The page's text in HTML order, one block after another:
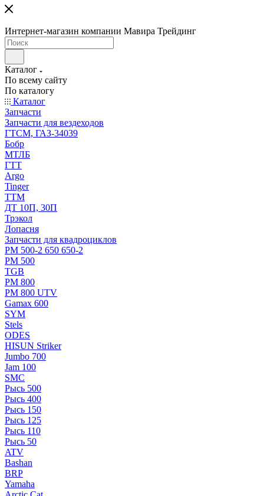
Интернет-магазин компании Мавира Трейдинг
Каталог
По всему сайту
По каталогу
Каталог
Запчасти
Запчасти для вездеходов
ГТСМ, ГАЗ-34039
Бобр
МТЛБ
ГТТ
Argo
Tinger
ТТМ
ДТ 10П, 30П
Трэкол
Лопасня
Запчасти для квадроциклов
РМ 500-2 650 650-2
РМ 500
TGB
РМ 800
РМ 800 UTV
Gamax 600
SYM
Stels
ОDЕS
HISUN Striker
Jumbo 700
Jam 100
SMC
Рысь 500
Рысь 400
Рысь 150
Рысь 125
Рысь 110
Рысь 50
ATV
Bashan
BRP
Yamaha